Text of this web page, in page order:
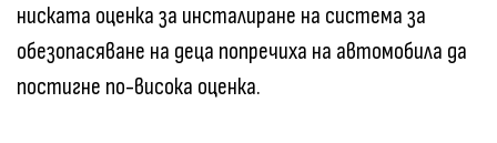
ниската оценка за инсталиране на система за
обезопасяване на деца попречиха на автомобила да
постигне по-висока оценка.